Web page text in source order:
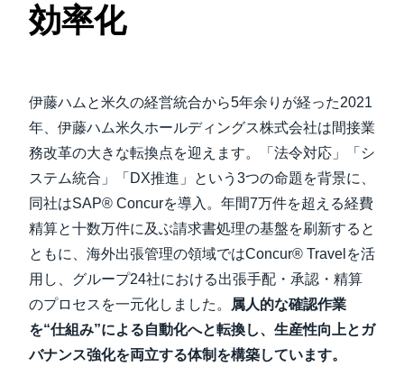
Denmark (English)
Finland (English)
Belgium (English)
España (Español)
Norway (English)
効率化
伊藤ハムと米久の経営統合から5年余りが経った2021
年、伊藤ハム米久ホールディングス株式会社は間接業
務改革の大きな転換点を迎えます。「法令対応」「シ
ステム統合」「DX推進」という3つの命題を背景に、
同社はSAP® Concurを導入。年間7万件を超える経費
精算と十数万件に及ぶ請求書処理の基盤を刷新すると
ともに、海外出張管理の領域ではConcur® Travelを活
用し、グループ24社における出張手配・承認・精算
のプロセスを一元化しました。
属人的な確認作業
を“仕組み”による自動化へと転換し、生産性向上とガ
バナンス強化を両立する体制を構築しています。